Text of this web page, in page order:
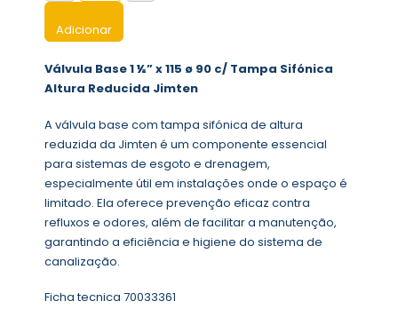
Adicionar
Válvula Base 1 ½” x 115 ø 90 c/ Tampa Sifónica
Altura Reducida Jimten
A válvula base com tampa sifónica de altura
reduzida da Jimten é um componente essencial
para sistemas de esgoto e drenagem,
especialmente útil em instalações onde o espaço é
limitado. Ela oferece prevenção eficaz contra
refluxos e odores, além de facilitar a manutenção,
garantindo a eficiência e higiene do sistema de
canalização.
Ficha tecnica 70033361